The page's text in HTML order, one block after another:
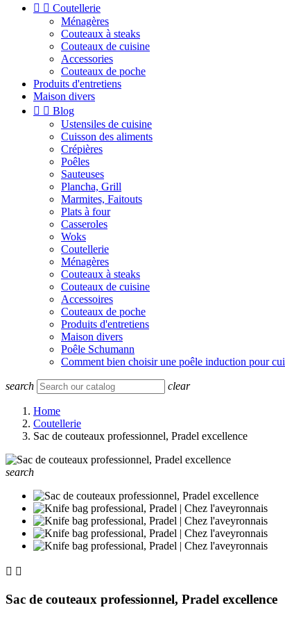
  Coutellerie
Ménagères
Couteaux à steaks
Couteaux de cuisine
Accessories
Couteaux de poche
Produits d'entretiens
Maison divers
  Blog
Ustensiles de cuisine
Cuisson des aliments
Crépières
Poêles
Sauteuses
Plancha, Grill
Marmites, Faitouts
Plats à four
Casseroles
Woks
Coutellerie
Ménagères
Couteaux à steaks
Couteaux de cuisine
Accessoires
Couteaux de poche
Produits d'entretiens
Maison divers
Poêle Schumann
Comment bien choisir une poêle induction pour
search clear
Home
Coutellerie
Sac de couteaux professionnel, Pradel excellence
search
 
Sac de couteaux professionnel, Pradel excellence